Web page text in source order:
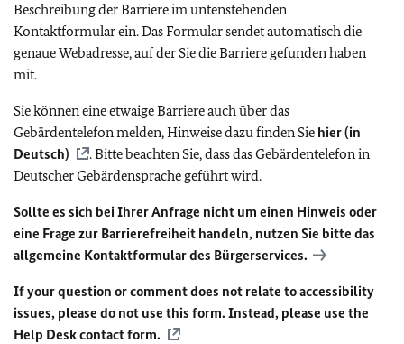
Beschreibung der Barriere im untenstehenden
Kontaktformular ein. Das Formular sendet automatisch die
genaue Webadresse, auf der Sie die Barriere gefunden haben
mit.
Sie können eine etwaige Barriere auch über das
Gebärdentelefon melden, Hinweise dazu finden Sie hier (in
Deutsch)
. Bitte beachten Sie, dass das Gebärdentelefon in
Deutscher Gebärdensprache geführt wird.
Sollte es sich bei Ihrer Anfrage nicht um einen Hinweis oder
eine Frage zur Barrierefreiheit handeln, nutzen Sie bitte das
allgemeine Kontaktformular des Bürgerservices.
If your question or comment does not relate to accessibility
issues, please do not use this form. Instead, please use the
Help Desk contact form.